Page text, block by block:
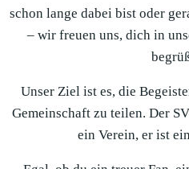
schon lange dabei bist oder
– wir freuen uns, dich in
Unser Ziel ist es, die
Gemeinschaft zu teilen. Der
ein Verein, er ist